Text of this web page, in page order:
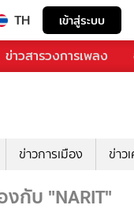
TH เข้าสู่ระบบ
ข่าวสารวงการเพลง
ข่าวการเมือง ข่าว
งกับ "NARIT"